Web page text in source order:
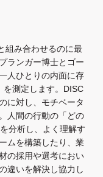
組み合わせるのに最
ランガー博士とゴー
人ひとりの内面に存
を測定します。DISC
に対し、モチベータ
人間の行動の「どの
分析し、よく理解す
ムを構築したり、業
の採用や選考におい
違いを解決し協力し